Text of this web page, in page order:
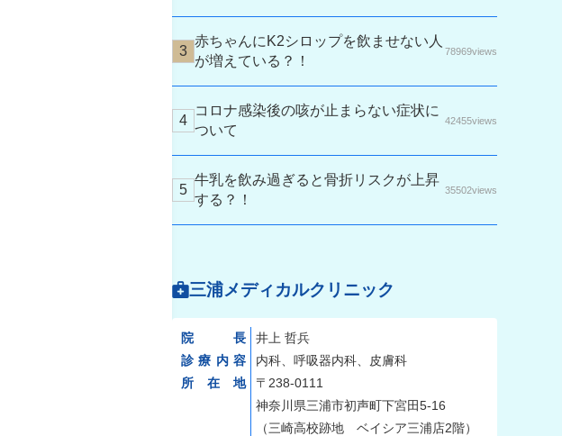
赤ちゃんにK2シロップを飲ませない人
が増えている？！
78969views
コロナ感染後の咳が止まらない症状に
ついて
42455views
牛乳を飲み過ぎると骨折リスクが上昇
する？！
35502views
三浦メディカルクリニック
院長
井上 哲兵
診療内容
内科、呼吸器内科、皮膚科
所在地
〒238-0111
神奈川県三浦市初声町下宮田5-16
（三崎高校跡地 ベイシア三浦店2階）